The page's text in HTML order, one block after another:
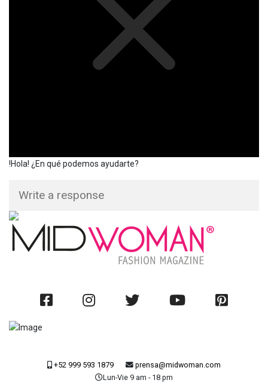
!Hola! ¿En qué podemos ayudarte?
+52 999 593 1879
prensa@midwoman.com
Lun-Vie 9 am - 18 pm